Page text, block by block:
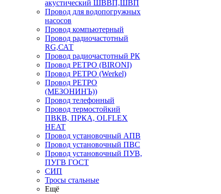
акустический ШВВП,ШВП
Провод для водопогружных
насосов
Провод компьютерный
Провод радиочастотный
RG,САТ
Провод радиочастотный РК
Провод РЕТРО (BIRONI)
Провод РЕТРО (Werkel)
Провод РЕТРО
(МЕЗОНИНЪ))
Провод телефонный
Провод термостойкий
ПВКВ, ПРКА, OLFLEX
HEAT
Провод установочный АПВ
Провод установочный ПВС
Провод установочный ПУВ,
ПУГВ ГОСТ
СИП
Тросы стальные
Ещё